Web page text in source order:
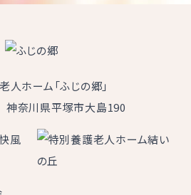
人ホーム「ふじの郷」
奈川県平塚市大島190